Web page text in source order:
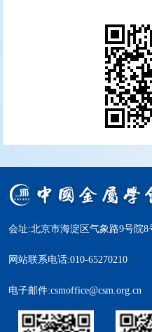
会址:北京市海淀区气象路9号院8
网站联系电话:010-65270210
电子邮件:csmoffice@csm.org.cn